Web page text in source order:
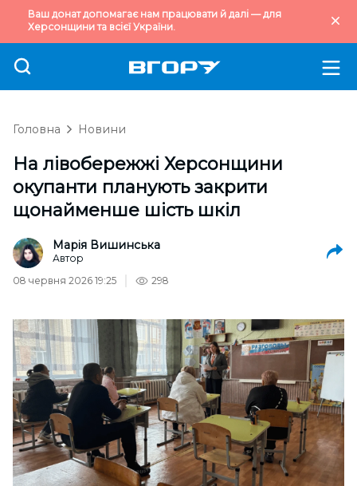
Ваш донат допомагає нам працювати й далі — для
Херсонщини та всієї України.
Головна Новини
На лівобережжі Херсонщини
окупанти планують закрити
щонайменше шість шкіл
Марія Вишинська
Автор
08 червня 2026 19:25
298